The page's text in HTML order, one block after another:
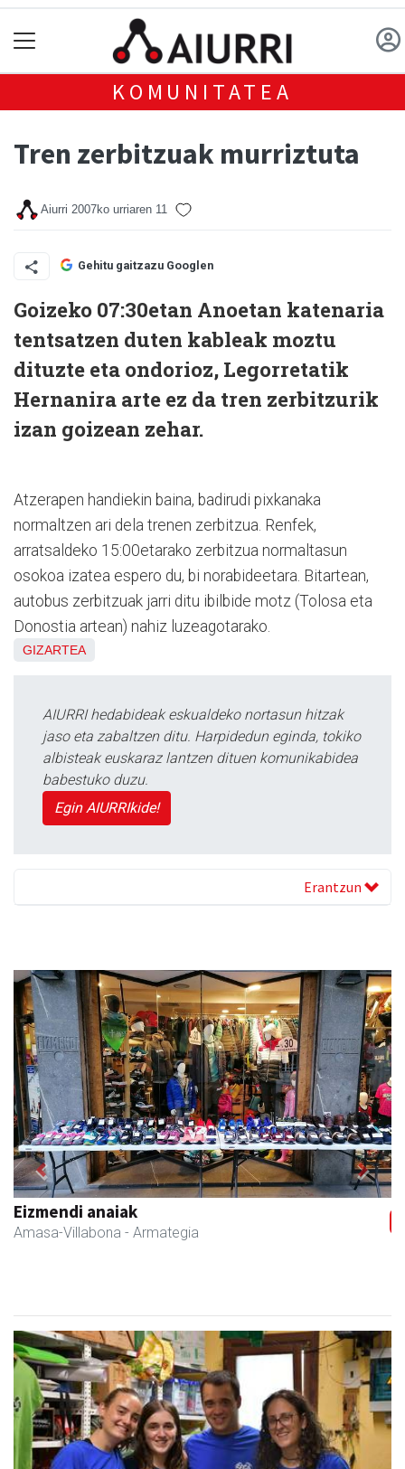
KOMUNITATEA
Tren zerbitzuak murriztuta
Aiurri 2007ko urriaren 11
Gehitu gaitzazu Googlen
Goizeko 07:30etan Anoetan katenaria
tentsatzen duten kableak moztu
dituzte eta ondorioz, Legorretatik
Hernanira arte ez da tren zerbitzurik
izan goizean zehar.
Atzerapen handiekin baina, badirudi pixkanaka
normaltzen ari dela trenen zerbitzua. Renfek,
arratsaldeko 15:00etarako zerbitzua normaltasun
osokoa izatea espero du, bi norabideetara. Bitartean,
autobus zerbitzuak jarri ditu ibilbide motz (Tolosa eta
Donostia artean) nahiz luzeagotarako.
GIZARTEA
AIURRI hedabideak eskualdeko nortasun hitzak
jaso eta zabaltzen ditu. Harpidedun eginda, tokiko
albisteak euskaraz lantzen dituen komunikabidea
babestuko duzu.
Egin AIURRIkide!
Erantzun
Amonarriz iturgintza S. L.
Larraul - Iturgintza
Previous Next